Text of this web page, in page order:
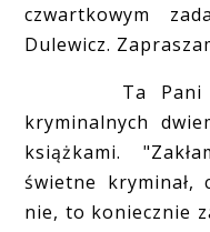
czwartkowym
Dulewicz.
Ta Pani
kryminalnych
książkami.
świetne kryminał,
nie, to koniecznie